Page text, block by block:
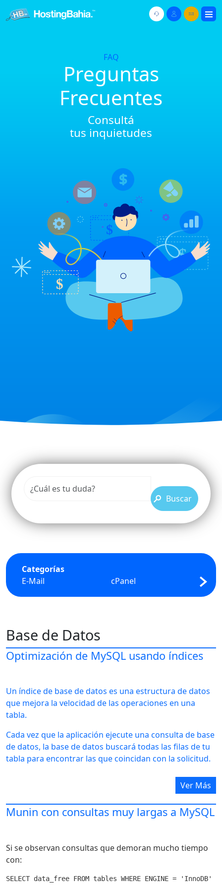
FAQ
Preguntas
Frecuentes
Consultá
tus inquietudes
Buscar
Categorías
E-Mail
cPanel FTP
Base de Datos
Optimización de MySQL usando índices
Un índice de base de datos es una estructura de datos
que mejora la velocidad de las operaciones en una
tabla.
Cada vez que la aplicación ejecute una consulta de base
de datos, la base de datos buscará todas las filas de tu
tabla para encontrar las que coincidan con la solicitud.
necesario inspeccionar cada vez un número mayor de
filas que a la vez, disminuye el rendimiento general de
la base de datos y, respectivamente, de la aplicación.
almacenándolos alfabéticamente en una ubicación
separada llamada índice. Puedes encontrar más sobre
estoaquí
Ver Más
Munin con consultas muy largas a MySQL
Si se observan consultas que demoran mucho tiempo
con:
SELECT data_free FROM tables WHERE ENGINE = 'InnoDB'